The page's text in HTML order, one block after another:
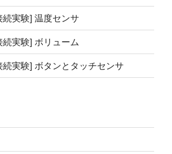
実験] 温度センサ
実験] ボリューム
実験] ボタンとタッチセンサ